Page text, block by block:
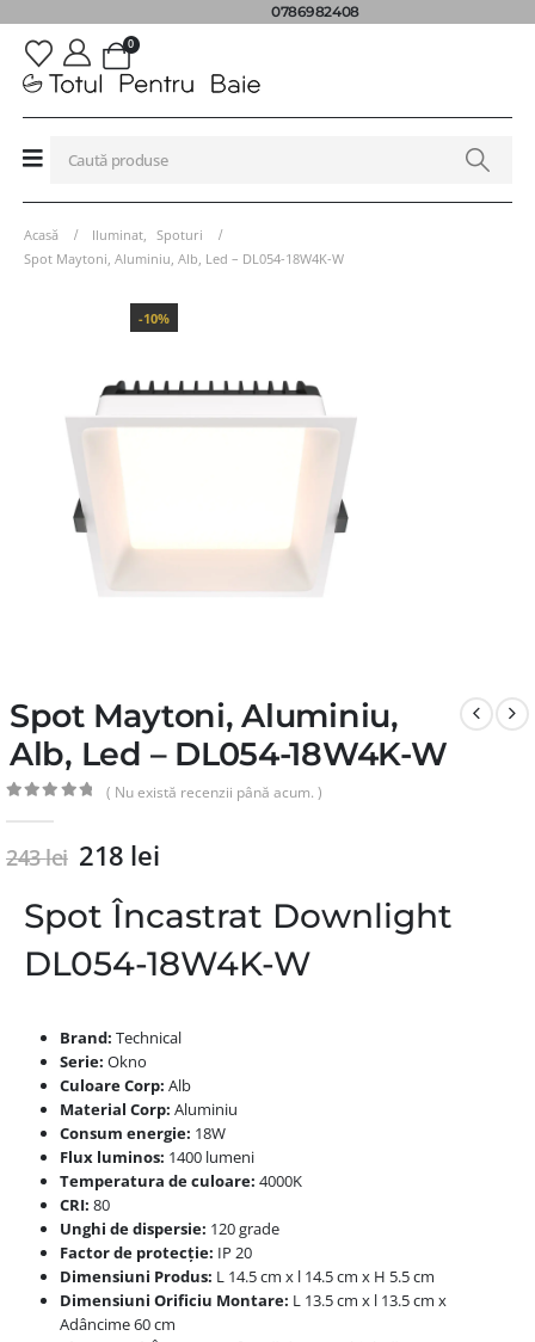
0786982408
0
Acasă Iluminat
Spoturi
Spot Maytoni, Aluminiu, Alb, Led – DL054-18W4K-W
-10%
Spot Maytoni, Aluminiu,
Alb, Led – DL054-18W4K-W
( Nu există recenzii până acum. )
243lei 218 lei
Spot Încastrat Downlight
DL054-18W4K-W
Brand: Technical
Serie: Okno
Culoare Corp: Alb
Material Corp: Aluminiu
Consum energie: 18W
Flux luminos: 1400 lumeni
Temperatura de culoare: 4000K
CRI: 80
Unghi de dispersie: 120 grade
Factor de protecție: IP 20
Dimensiuni Produs: L 14.5 cm x l 14.5 cm x H 5.5 cm
Dimensiuni Orificiu Montare: L 13.5 cm x l 13.5 cm x
Adâncime 60 cm